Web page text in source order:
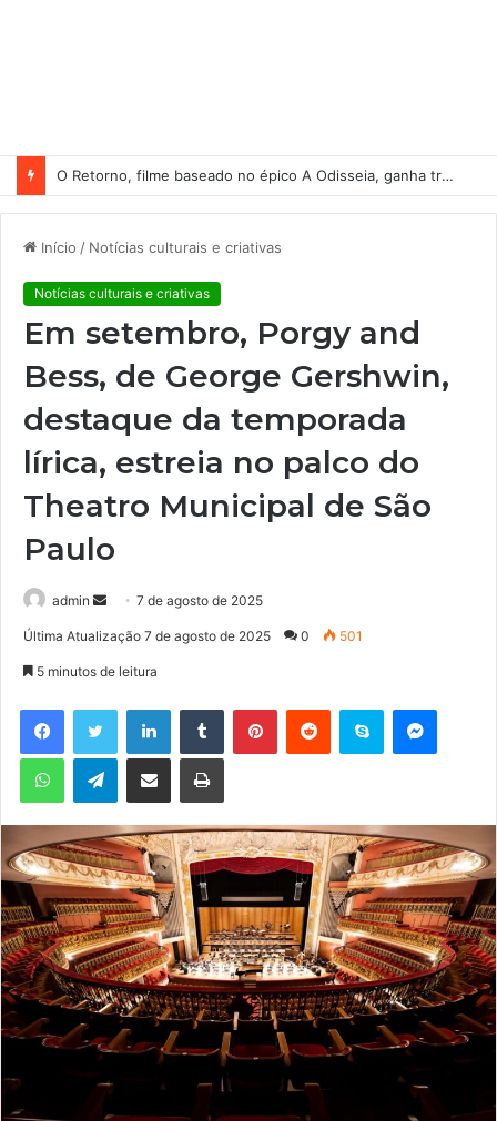
Manaus ganha destaque em websérie nacional do Programa Transformando Territórios sobre filantropia comunitária
Início / Notícias culturais e criativas
Notícias culturais e criativas
Em setembro, Porgy and
Bess, de George Gershwin,
destaque da temporada
lírica, estreia no palco do
Theatro Municipal de São
Paulo
admin
d
e
m
m
a
i
l
7 de agosto de 2025
Última Atualização 7 de agosto de 2025 0 501
5 minutos de leitura
Telegram